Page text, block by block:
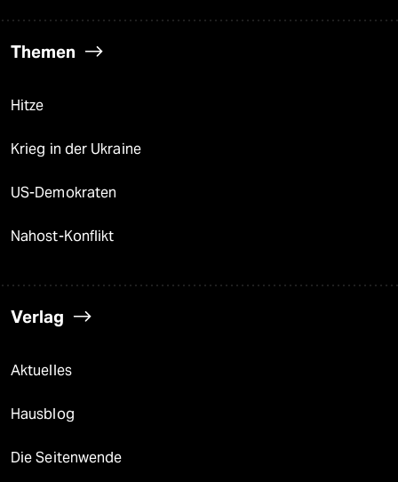
Themen
Hitze
Krieg in der Ukraine
US-Demokraten
Nahost-Konflikt
Verlag
Aktuelles
Hausblog
Die Seitenwende